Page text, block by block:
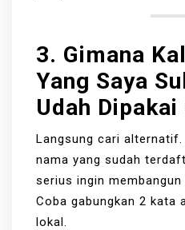
3. Gimana
Yang Saya
Udah
Langsung cari alternatif.
nama yang sudah
serius ingin
Coba gabungkan 2 kata
lokal.